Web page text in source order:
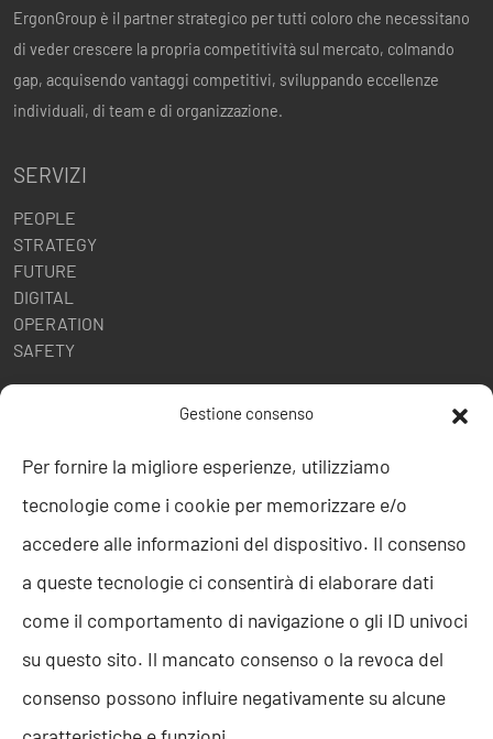
Gestione consenso
Per fornire la migliore esperienze, utilizziamo
tecnologie come i cookie per memorizzare e/o
accedere alle informazioni del dispositivo. Il consenso
a queste tecnologie ci consentirà di elaborare dati
come il comportamento di navigazione o gli ID univoci
su questo sito. Il mancato consenso o la revoca del
consenso possono influire negativamente su alcune
ErgonGroup è il partner strategico per tutti coloro che necessitano
di veder crescere la propria competitività sul mercato, colmando
gap, acquisendo vantaggi competitivi, sviluppando eccellenze
individuali, di team e di organizzazione.
SERVIZI
PEOPLE
STRATEGY
FUTURE
DIGITAL
OPERATION
SAFETY
POLITICHE AZIENDALI
ISO 27001
Codice etico
Segnalazione Whistleblowing
Politica per la Parità di Genere
Politica per la sicurezza delle informazioni
TEAM RESOLVE